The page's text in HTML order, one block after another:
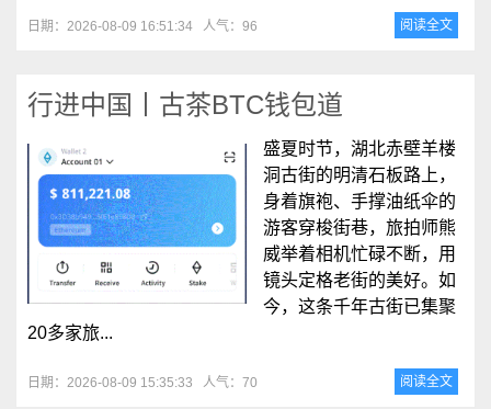
日期：2026-08-09 16:51:34 人气：96 阅读全文
行进中国丨古茶BTC钱包道
盛夏时节，湖北赤壁羊楼
洞古街的明清石板路上，
身着旗袍、手撑油纸伞的
游客穿梭街巷，旅拍师熊
威举着相机忙碌不断，用
镜头定格老街的美好。如
今，这条千年古街已集聚
20多家旅...
日期：2026-08-09 15:35:33 人气：70 阅读全文